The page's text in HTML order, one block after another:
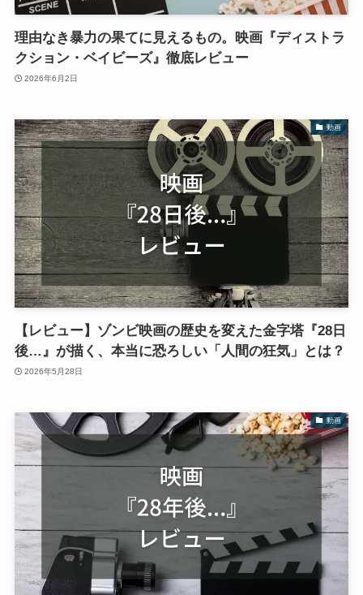
理由なき暴力の果てに見えるもの。映画『ディストラ
クション・ベイビーズ』徹底レビュー
2026年6月2日
動画
【レビュー】ゾンビ映画の歴史を変えた金字塔『28日
後…』が描く、本当に恐ろしい「人間の狂気」とは？
2026年5月28日
動画